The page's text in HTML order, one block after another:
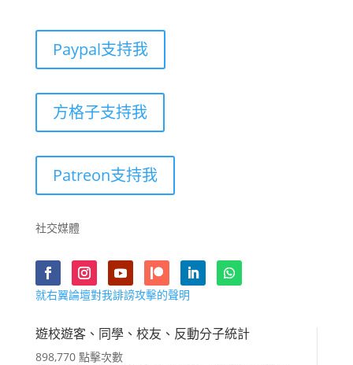
Paypal支持我
方格子支持我
Patreon支持我
社交媒體
就右翼論壇對我誹謗攻擊的聲明
遊校遊客、同學、校友、反動分子統計
898,770 點擊次數